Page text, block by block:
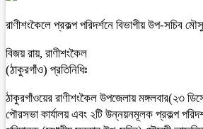
রাণীশংকৈলে প্রকল্প পরিদর্শনে বিভাগীয় উপ-সচিব
বিজয় রায়, রাণীশংকৈল
(ঠাকুরগাঁও) প্রতিনিধিঃ
ঠাকুরগাঁওয়ের রাণীশংকৈল উপজেলায় মঙ্গলবার(২৩
পৌরসভা কার্যালয় এবং ২টি উন্নয়নমূলক প্রকল্প